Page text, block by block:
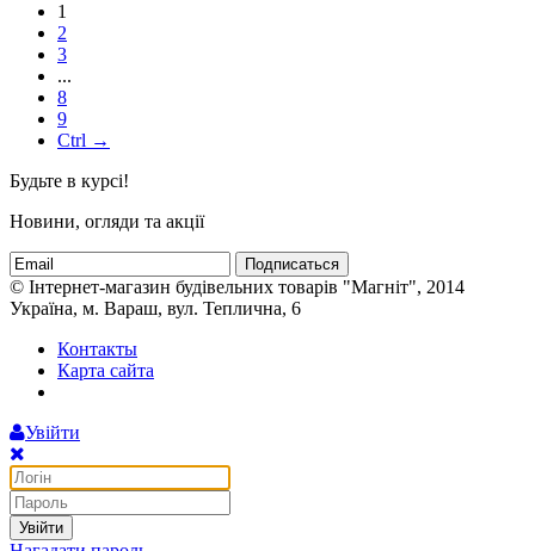
1
2
3
...
8
9
Ctrl →
Будьте в курсі!
Новини, огляди та акції
Подписаться
© Інтернет-магазин будівельних товарів "Магніт", 2014
Україна, м. Вараш, вул. Теплична, 6
Контакты
Карта сайта
Увійти
Увійти